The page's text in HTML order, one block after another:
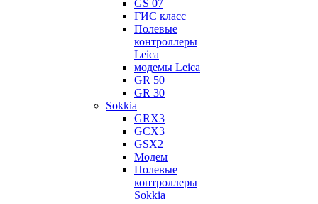
GS 07
ГИС класс
Полевые
контроллеры
Leica
модемы Leica
GR 50
GR 30
Sokkia
GRX3
GCX3
GSX2
Модем
Полевые
контроллеры
Sokkia